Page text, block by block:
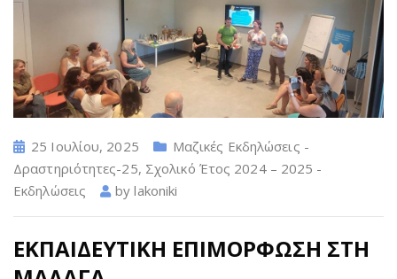
25 Ιουλίου, 2025
Μαζικές Εκδηλώσεις -
Δραστηριότητες-25, Σχολικό Έτος 2024 – 2025 -
Εκδηλώσεις
bylakoniki
ΕΚΠΑΙΔΕΥΤΙΚΗ ΕΠΙΜΟΡΦΩΣΗ ΣΤΗ